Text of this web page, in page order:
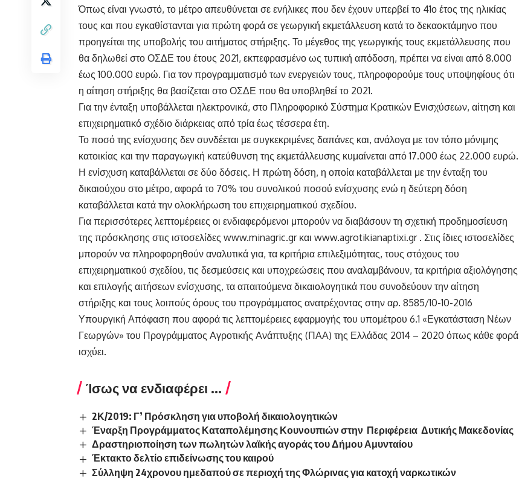
Όπως είναι γνωστό, το μέτρο απευθύνεται σε ενήλικες που δεν έχουν υπερβεί το 41ο έτος της ηλικίας
τους και που εγκαθίστανται για πρώτη φορά σε γεωργική εκμετάλλευση κατά το δεκαοκτάμηνο που
προηγείται της υποβολής του αιτήματος στήριξης. Το μέγεθος της γεωργικής τους εκμετάλλευσης που
θα δηλωθεί στο ΟΣΔΕ του έτους 2021, εκπεφρασμένο ως τυπική απόδοση, πρέπει να είναι από 8.000
έως 100.000 ευρώ. Για τον προγραμματισμό των ενεργειών τους, πληροφορούμε τους υποψηφίους ότι
η αίτηση στήριξης θα βασίζεται στο ΟΣΔΕ που θα υποβληθεί το 2021.
Για την ένταξη υποβάλλεται ηλεκτρονικά, στο Πληροφορικό Σύστημα Κρατικών Ενισχύσεων, αίτηση και
επιχειρηματικό σχέδιο διάρκειας από τρία έως τέσσερα έτη.
Το ποσό της ενίσχυσης δεν συνδέεται με συγκεκριμένες δαπάνες και, ανάλογα με τον τόπο μόνιμης
κατοικίας και την παραγωγική κατεύθυνση της εκμετάλλευσης κυμαίνεται από 17.000 έως 22.000 ευρώ.
Η ενίσχυση καταβάλλεται σε δύο δόσεις. Η πρώτη δόση, η οποία καταβάλλεται με την ένταξη του
δικαιούχου στο μέτρο, αφορά το 70% του συνολικού ποσού ενίσχυσης ενώ η δεύτερη δόση
καταβάλλεται κατά την ολοκλήρωση του επιχειρηματικού σχεδίου.
Για περισσότερες λεπτομέρειες οι ενδιαφερόμενοι μπορούν να διαβάσουν τη σχετική προδημοσίευση
της πρόσκλησης στις ιστοσελίδες www.minagric.gr και www.agrotikianaptixi.gr . Στις ίδιες ιστοσελίδες
μπορούν να πληροφορηθούν αναλυτικά για, τα κριτήρια επιλεξιμότητας, τους στόχους του
επιχειρηματικού σχεδίου, τις δεσμεύσεις και υποχρεώσεις που αναλαμβάνουν, τα κριτήρια αξιολόγησης
και επιλογής αιτήσεων ενίσχυσης, τα απαιτούμενα δικαιολογητικά που συνοδεύουν την αίτηση
στήριξης και τους λοιπούς όρους του προγράμματος ανατρέχοντας στην αρ. 8585/10-10-2016
Υπουργική Απόφαση που αφορά τις λεπτομέρειες εφαρμογής του υπομέτρου 6.1 «Εγκατάσταση Νέων
Γεωργών» του Προγράμματος Αγροτικής Ανάπτυξης (ΠΑΑ) της Ελλάδας 2014 – 2020 όπως κάθε φορά
ισχύει.
Ίσως να ενδιαφέρει ...
2Κ/2019: Γ’ Πρόσκληση για υποβολή δικαιολογητικών
Έναρξη Προγράμματος Καταπολέμησης Κουνουπιών στην Περιφέρεια Δυτικής Μακεδονίας
Δραστηριοποίηση των πωλητών λαϊκής αγοράς του Δήμου Αμυνταίου
Έκτακτο δελτίο επιδείνωσης του καιρού
Σύλληψη 24χρονου ημεδαπού σε περιοχή της Φλώρινας για κατοχή ναρκωτικών